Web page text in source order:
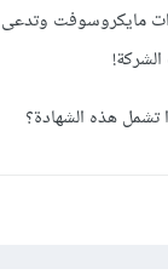
هذه الشهادة؟